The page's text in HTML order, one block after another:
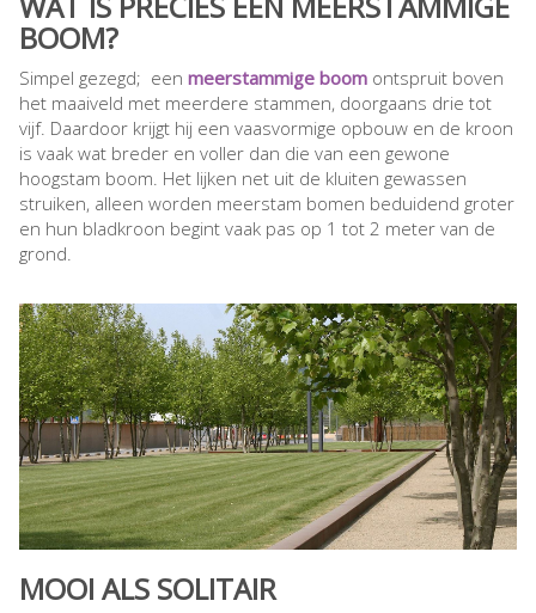
BOOM?
Simpel gezegd; een meerstammige boom ontspruit boven
het maaiveld met meerdere stammen, doorgaans drie tot
vijf. Daardoor krijgt hij een vaasvormige opbouw en de kroon
is vaak wat breder en voller dan die van een gewone
hoogstam boom. Het lijken net uit de kluiten gewassen
struiken, alleen worden meerstam bomen beduidend groter
en hun bladkroon begint vaak pas op 1 tot 2 meter van de
grond.
MOOI ALS SOLITAIR